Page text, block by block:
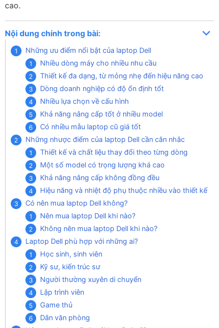
cao.
Nội dung chính trong bài:
Những ưu điểm nổi bật của laptop Dell
Nhiều dòng máy cho nhiều nhu cầu
Thiết kế đa dạng, từ mỏng nhẹ đến hiệu năng cao
Dòng doanh nghiệp có độ ổn định tốt
Nhiều lựa chọn về cấu hình
Khả năng nâng cấp tốt ở nhiều model
Có nhiều mẫu laptop cũ giá tốt
Những nhược điểm của laptop Dell cần cân nhắc
Thiết kế và chất liệu thay đổi theo từng dòng
Một số model có trọng lượng khá cao
Khả năng nâng cấp không đồng đều
Hiệu năng và nhiệt độ phụ thuộc nhiều vào thiết kế
Có nên mua laptop Dell không?
Nên mua laptop Dell khi nào?
Không nên mua laptop Dell khi nào?
Laptop Dell phù hợp với những ai?
Học sinh, sinh viên
Kỹ sư, kiến trúc sư
Người thường xuyên di chuyển
Lập trình viên
Game thủ
Dân văn phòng